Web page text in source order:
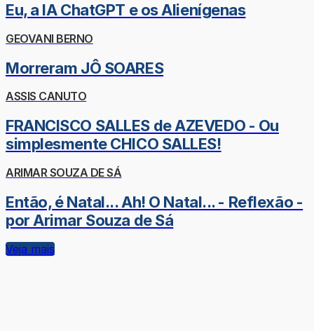
Eu, a IA ChatGPT e os Alienígenas
GEOVANI BERNO
Morreram JÔ SOARES
ASSIS CANUTO
FRANCISCO SALLES de AZEVEDO - Ou
simplesmente CHICO SALLES!
ARIMAR SOUZA DE SÁ
Então, é Natal... Ah! O Natal... - Reflexão -
por Arimar Souza de Sá
Veja mais